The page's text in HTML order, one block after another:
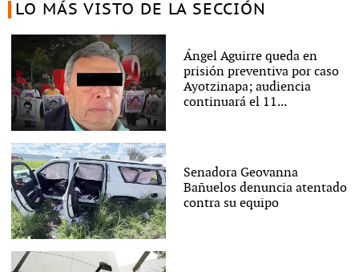
LO MÁS VISTO DE LA SECCIÓN
Ángel Aguirre queda en
prisión preventiva por caso
Ayotzinapa; audiencia
continuará el 11...
Senadora Geovanna
Bañuelos denuncia atentado
contra su equipo